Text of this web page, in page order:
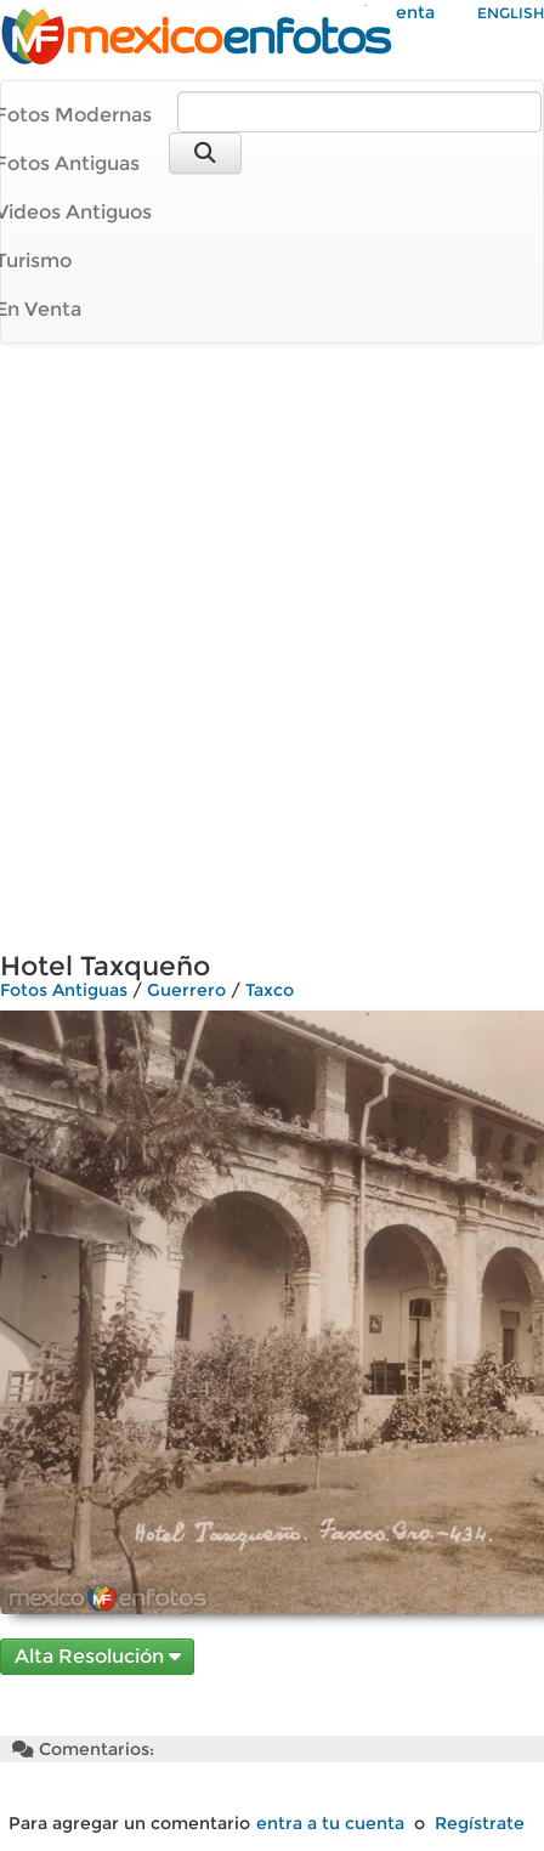
Mi Cuenta ENGLISH
Modernas
Antiguas
Antiguos
Venta
Hotel Taxqueño
Fotos Antiguas / Guerrero / Taxco
Alta Resolución
Comentarios:
Para agregar un comentario entra a tu cuenta o Regístrate